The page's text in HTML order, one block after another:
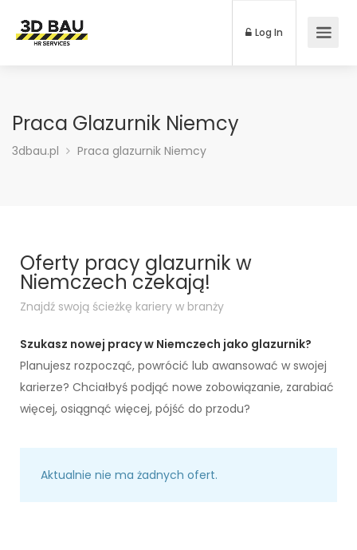
Log In
Praca Glazurnik Niemcy
3dbau.pl Praca glazurnik Niemcy
Oferty pracy glazurnik w
Niemczech czekają!
Znajdź swoją ścieżkę kariery w branży
Szukasz nowej pracy w Niemczech jako glazurnik?
Planujesz rozpocząć, powrócić lub awansować w swojej
karierze? Chciałbyś podjąć nowe zobowiązanie, zarabiać
więcej, osiągnąć więcej, pójść do przodu?
Aktualnie nie ma żadnych ofert.